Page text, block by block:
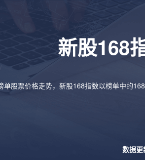
新股168
单股票价格走势，新股168指数以榜单中的
数据